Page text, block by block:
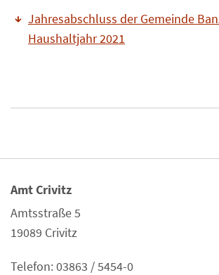
Jahresabschluss der Gemeinde
Haushaltjahr 2021
Amt Crivitz
Amtsstraße 5
19089 Crivitz
Telefon: 03863 / 5454-0